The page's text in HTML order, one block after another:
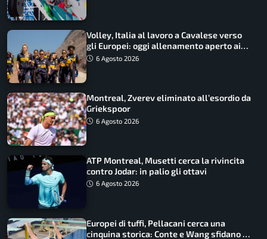
Volley, Italia al lavoro a Cavalese verso
gli Europei: oggi allenamento aperto ai
tifosi
6 Agosto 2026
Montreal, Zverev eliminato all’esordio da
Griekspoor
6 Agosto 2026
ATP Montreal, Musetti cerca la rivincita
contro Jodar: in palio gli ottavi
6 Agosto 2026
Europei di tuffi, Pellacani cerca una
cinquina storica: Conte e Wang sfidano la